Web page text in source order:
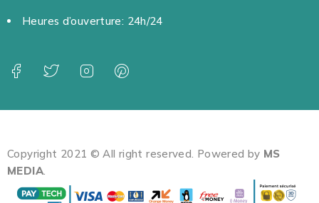
Heures d’ouverture: 24h/24
Copyright 2021 © All right reserved. Powered by MS
MEDIA.